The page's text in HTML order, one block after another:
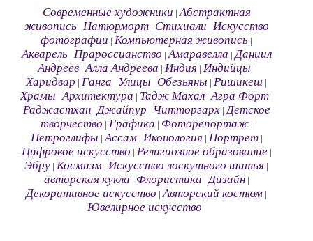
Современные художники |Абстрактная
живопись| Натюрморт| Стихиали Искусство
фотографии |Компьютерная живопись
Акварель| Прароссианство |Амаравелла |Даниил
Андреев |Алла Андреева |Индия |Индийцы
Харидвар |Ганга Улицы |Обезьяны |Ришикеш
Храмы |Архитектура Тадж Махал|Агра Форт|
Раджастхан|Джайпур Читторгарх|Детское
творчество Графика Фоторепортаж|
Петроглифы |Ассам| Иконология Портрет|
Цифровое искусство Религиозное образование|
Эбру |Космизм |Искусство лоскутного шитья
авторская кукла Флористика |Дизайн|
Декоративное искусство |Авторский костюм
Ювелирное искусство